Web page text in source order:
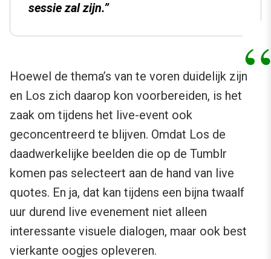
sessie zal zijn.”
Hoewel de thema’s van te voren duidelijk zijn
en Los zich daarop kon voorbereiden, is het
zaak om tijdens het live-event ook
geconcentreerd te blijven. Omdat Los de
daadwerkelijke beelden die op de Tumblr
komen pas selecteert aan de hand van live
quotes. En ja, dat kan tijdens een bijna twaalf
uur durend live evenement niet alleen
interessante visuele dialogen, maar ook best
vierkante oogjes opleveren.